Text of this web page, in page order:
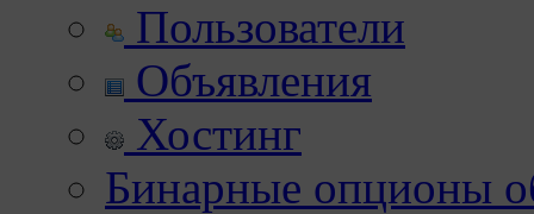
Пользователи
Объявления
Хостинг
Бинарные опционы